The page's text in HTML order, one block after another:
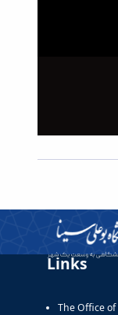
Links
The Office